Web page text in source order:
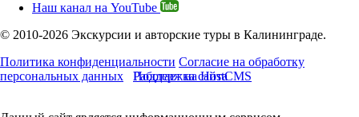
Наш канал на YouTube
© 2010-2026 Экскурсии и авторские туры в Калининграде.
Политика конфиденциальности Согласие на обработку
персональных данных
Работает на HostCMS
Поддержка сайта